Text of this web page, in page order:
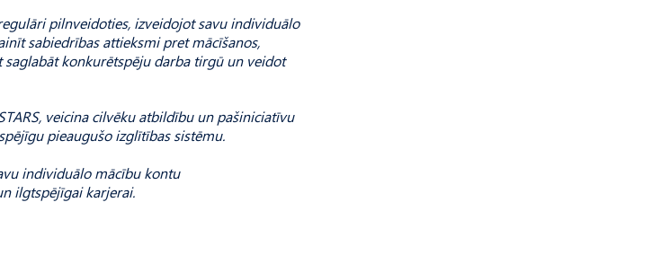
pilnveidoties, izveidojot savu individuālo
sabiedrības attieksmi pret mācīšanos,
konkurētspēju darba tirgū un veidot
veicina cilvēku atbildību un pašiniciatīvu
pieaugušo izglītības sistēmu.
individuālo mācību kontu
ilgtspējīgai karjerai.